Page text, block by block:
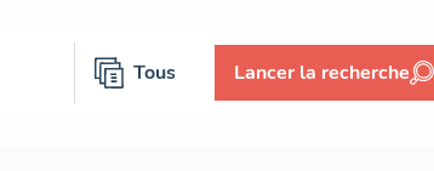
Tous Lancer la recherche